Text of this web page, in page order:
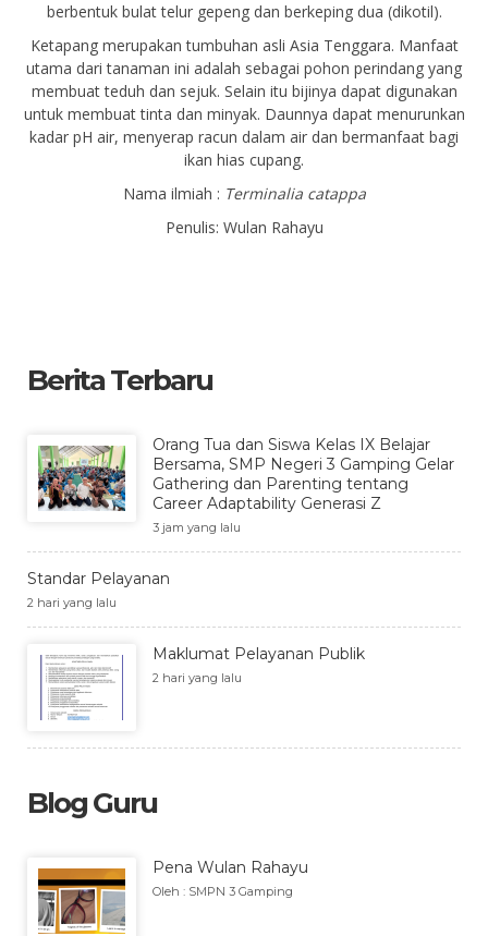
berbentuk bulat telur gepeng dan berkeping dua (dikotil).
Ketapang merupakan tumbuhan asli Asia Tenggara. Manfaat
utama dari tanaman ini adalah sebagai pohon perindang yang
membuat teduh dan sejuk. Selain itu bijinya dapat digunakan
untuk membuat tinta dan minyak. Daunnya dapat menurunkan
kadar pH air, menyerap racun dalam air dan bermanfaat bagi
ikan hias cupang.
Nama ilmiah : Terminalia catappa
Penulis: Wulan Rahayu
Berita Terbaru
Orang Tua dan Siswa Kelas IX Belajar
Bersama, SMP Negeri 3 Gamping Gelar
Gathering dan Parenting tentang
Career Adaptability Generasi Z
3 jam yang lalu
Standar Pelayanan
2 hari yang lalu
Maklumat Pelayanan Publik
2 hari yang lalu
Blog Guru
Pena Wulan Rahayu
Oleh : SMPN 3 Gamping